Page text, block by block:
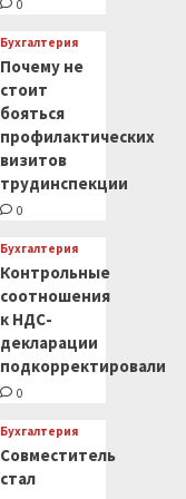
0
Бухгалтерия
Почему не
стоит
бояться
профилактических
визитов
трудинспекции
0
Бухгалтерия
Контрольные
соотношения
к НДС-
декларации
подкорректировали
0
Бухгалтерия
Совместитель
стал